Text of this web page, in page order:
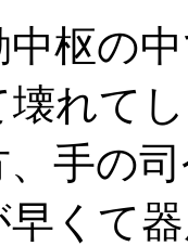
中枢の
れて
、手の
くて